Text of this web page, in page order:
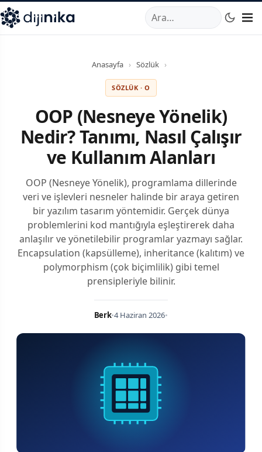
,Marmara Mahallesi,Beylikdüzü34520TRTelefon:0850
Anasayfa › Sözlük ›
SÖZLÜK · O
OOP (Nesneye Yönelik)
Nedir? Tanımı, Nasıl Çalışır
ve Kullanım Alanları
OOP (Nesneye Yönelik), programlama dillerinde
veri ve işlevleri nesneler halinde bir araya getiren
bir yazılım tasarım yöntemidir. Gerçek dünya
problemlerini kod mantığıyla eşleştirerek daha
anlaşılır ve yönetilebilir programlar yazmayı sağlar.
Encapsulation (kapsülleme), inheritance (kalıtım) ve
polymorphism (çok biçimlilik) gibi temel
prensipleriyle bilinir.
Berk•4 Haziran 2026•